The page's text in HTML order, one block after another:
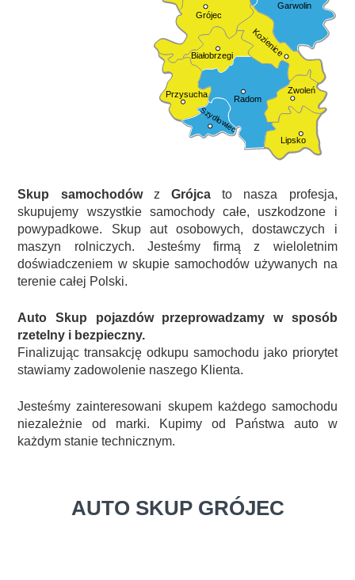
Garwolin
Grójec
Białobrzegi
Radom
Przysucha Zwoleń
Lipsko
Szydłowiec
Kozienice
Skup samochodówzGrójca to nasza profesja,
skupujemy wszystkie samochody całe, uszkodzone i
powypadkowe. Skup aut osobowych, dostawczych i
maszyn rolniczych. Jesteśmy firmą z wieloletnim
doświadczeniem w skupie samochodów używanych na
terenie całej Polski.
Auto Skup pojazdów przeprowadzamy w sposób
rzetelny i bezpieczny.
Finalizując transakcję odkupu samochodu jako priorytet
stawiamy zadowolenie naszego Klienta.
Jesteśmy zainteresowani skupem każdego samochodu
niezależnie od marki. Kupimy od Państwa auto w
każdym stanie technicznym.
AUTO SKUP GRÓJEC